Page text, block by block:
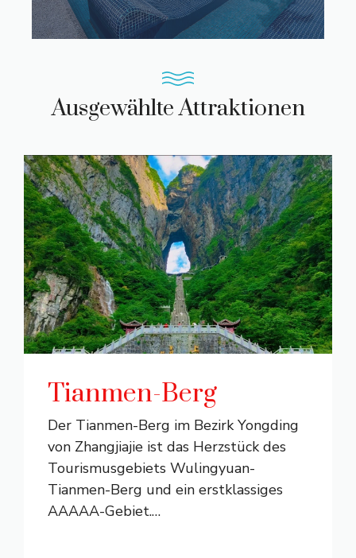
Ausgewählte Attraktionen
Tianmen-Berg
Der Tianmen-Berg im Bezirk Yongding
von Zhangjiajie ist das Herzstück des
Tourismusgebiets Wulingyuan-
Tianmen-Berg und ein erstklassiges
AAAAA-Gebiet.…